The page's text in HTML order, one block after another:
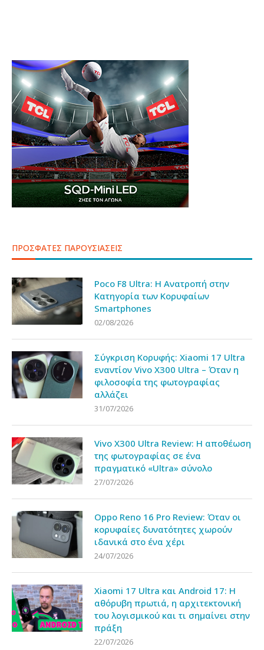
ΠΡΟΣΦΑΤΕΣ ΠΑΡΟΥΣΙΑΣΕΙΣ
Poco F8 Ultra: Η Ανατροπή στην
Κατηγορία των Κορυφαίων
Smartphones
02/08/2026
Σύγκριση Κορυφής: Xiaomi 17 Ultra
εναντίον Vivo X300 Ultra – Όταν η
φιλοσοφία της φωτογραφίας
αλλάζει
31/07/2026
Vivo X300 Ultra Review: Η αποθέωση
της φωτογραφίας σε ένα
πραγματικό «Ultra» σύνολο
27/07/2026
Oppo Reno 16 Pro Review: Όταν οι
κορυφαίες δυνατότητες χωρούν
ιδανικά στο ένα χέρι
24/07/2026
Xiaomi 17 Ultra και Android 17: Η
αθόρυβη πρωτιά, η αρχιτεκτονική
του λογισμικού και τι σημαίνει στην
πράξη
22/07/2026